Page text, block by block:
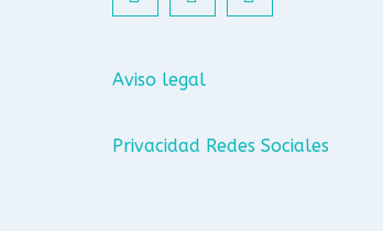
Aviso legal
Privacidad Redes Sociales